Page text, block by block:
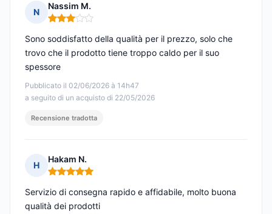
N
Nassim M.
Nota: 3 su 5
Pubblicato il 02/06/2026 à 14h47
a seguito di un acquisto di 22/05/2026
Sono soddisfatto della qualità per il prezzo, solo che
trovo che il prodotto tiene troppo caldo per il suo
spessore
Recensione tradotta
H
Hakam N.
Nota: 5 su 5
Servizio di consegna rapido e affidabile, molto buona
qualità dei prodotti